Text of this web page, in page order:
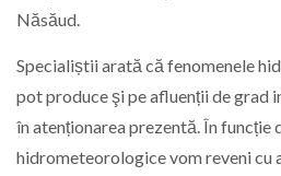
Năsăud.
Specialiștii arată că fenomenele
pot produce şi pe afluenții de grad
în atenționarea prezentă. În funcție
hidrometeorologice vom reveni cu